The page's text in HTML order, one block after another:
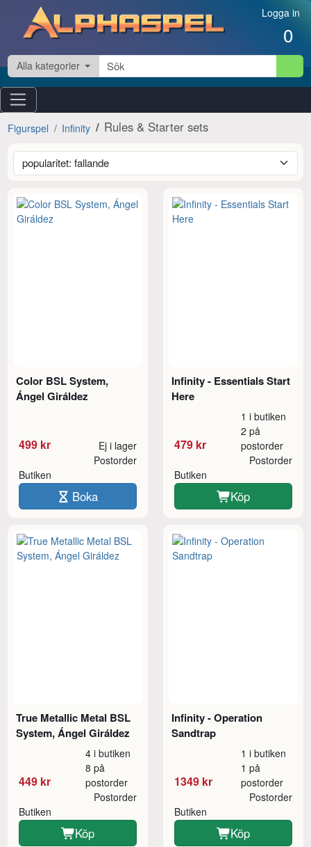
Hoppa till innehåll Logga in
0
Alla kategorier
Figurspel Infinity Rules & Starter sets
Color BSL System,
Ángel Giráldez
499 kr Ej i lager
Butiken
Postorder
Boka
Infinity - Essentials Start
Here
479 kr
1 i butiken
2 på
postorder
Butiken
Postorder
Köp
True Metallic Metal BSL
System, Ángel Giráldez
449 kr
4 i butiken
8 på
postorder
Butiken
Postorder
Köp
Infinity - Operation
Sandtrap
1349 kr
1 i butiken
1 på
postorder
Butiken
Postorder
Köp